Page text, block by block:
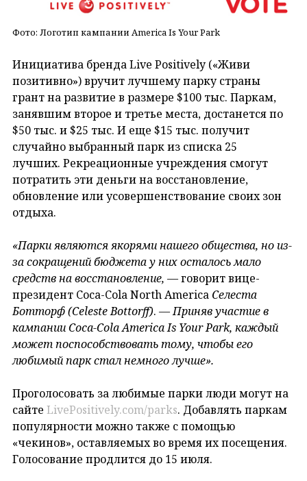
Фото: Логотип кампании America Is Your Park
Инициатива бренда Live Positively («Живи
позитивно») вручит лучшему парку страны
грант на развитие в размере $100 тыс. Паркам,
занявшим второе и третье места, достанется по
$50 тыс. и $25 тыс. И еще $15 тыс. получит
случайно выбранный парк из списка 25
лучших. Рекреационные учреждения смогут
потратить эти деньги на восстановление,
обновление или усовершенствование своих зон
отдыха.
«Парки являются якорями нашего общества, но из-
за сокращений бюджета у них осталось мало
средств на восстановление, — говорит вице-
президент Coca-Cola North America Селеста
Ботторф (CelesteBottorff). — Приняв участие в
кампанииCoca-Cola AmericaIs YourPark, каждый
может поспособствовать тому, чтобы его
любимый парк стал немного лучше».
Проголосовать за любимые парки люди могут на
сайте LivePositively.com/parks. Добавлять паркам
популярности можно также с помощью
«чекинов», оставляемых во время их посещения.
Голосование продлится до 15 июля.